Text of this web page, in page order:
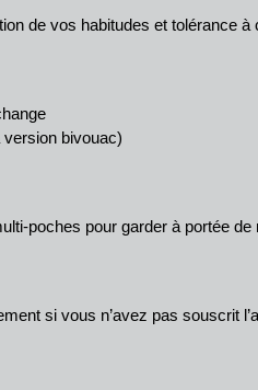
de vos habitudes et tolérance
bivouac)
poches pour garder à portée
si vous n’avez pas souscrit